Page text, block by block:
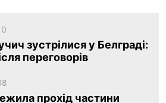
зустрілися у Белграді:
переговорів
прохід частини